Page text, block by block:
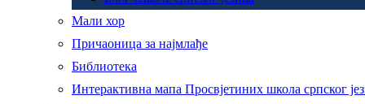
Мали хор
Причаоница за најмлађе
Библиотека
Интерактивна мапа Просвјетиних школа српског